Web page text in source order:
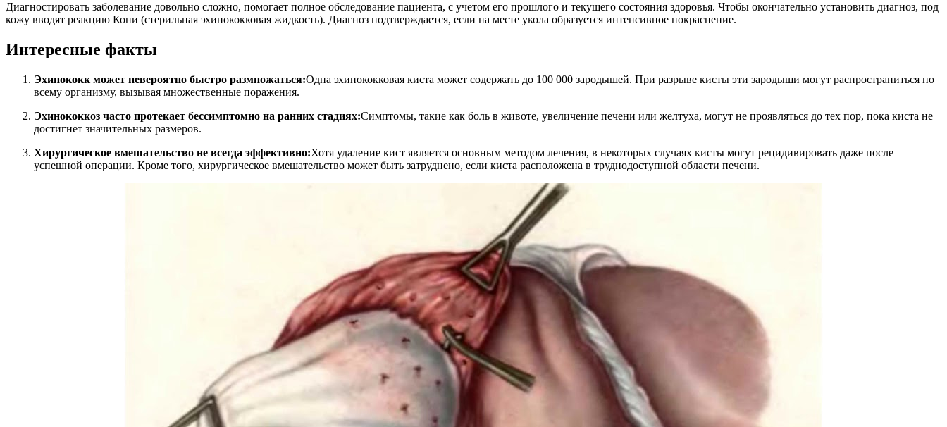
Диагностировать заболевание довольно сложно, помогает полное обследование пациента, с учетом его прошлого и текущего состояния здоровья. Чтобы окончательно установить диагноз, под
кожу вводят реакцию Кони (стерильная эхинококковая жидкость). Диагноз подтверждается, если на месте укола образуется интенсивное покраснение.
Интересные факты
Эхинококк может невероятно быстро размножаться:Одна эхинококковая киста может содержать до 100 000 зародышей. При разрыве кисты эти зародыши могут распространиться по
всему организму, вызывая множественные поражения.
Эхинококкоз часто протекает бессимптомно на ранних стадиях:Симптомы, такие как боль в животе, увеличение печени или желтуха, могут не проявляться до тех пор, пока киста не
достигнет значительных размеров.
Хирургическое вмешательство не всегда эффективно:Хотя удаление кист является основным методом лечения, в некоторых случаях кисты могут рецидивировать даже после
успешной операции. Кроме того, хирургическое вмешательство может быть затруднено, если киста расположена в труднодоступной области печени.